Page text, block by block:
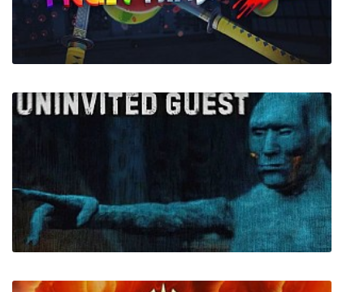
Detective Gallo
Fruit Ninja VR